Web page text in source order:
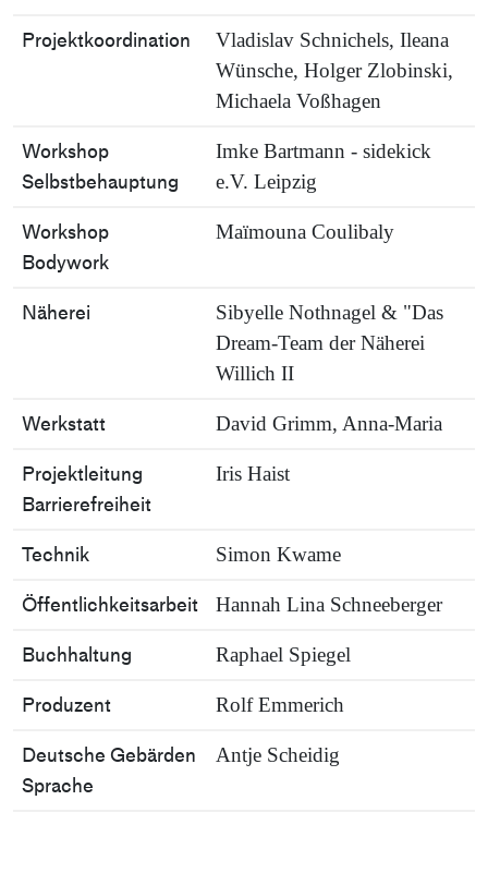
Projektkoordination
Vladislav Schnichels, Ileana
Wünsche, Holger Zlobinski,
Michaela Voßhagen
Workshop
Selbstbehauptung
Imke Bartmann - sidekick
e.V. Leipzig
Workshop
Bodywork
Maïmouna Coulibaly
Näherei
Sibyelle Nothnagel & "Das
Dream-Team der Näherei
Willich II
Werkstatt David Grimm, Anna-Maria
Projektleitung
Barrierefreiheit
Iris Haist
Technik Simon Kwame
Öffentlichkeitsarbeit Hannah Lina Schneeberger
Buchhaltung Raphael Spiegel
Produzent Rolf Emmerich
Deutsche Gebärden
Sprache
Antje Scheidig